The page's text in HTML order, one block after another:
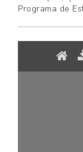
Programa de